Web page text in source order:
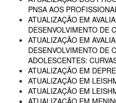
PNSA AOS
ATUALIZAÇÃO EM
DESENVOLVIMENTO DE
ATUALIZAÇÃO EM
DESENVOLVIMENTO DE
ADOLESCENTES:
ATUALIZAÇÃO EM
ATUALIZAÇÃO EM
ATUALIZAÇÃO EM
ATUALIZAÇÃO EM